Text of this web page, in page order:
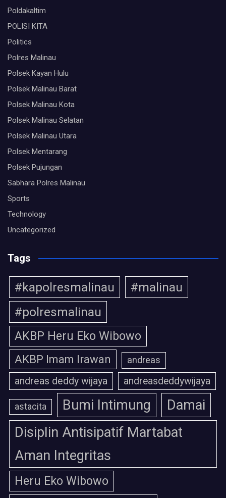
Poldakaltim
POLISI KITA
Politics
Polres Malinau
Polsek Kayan Hulu
Polsek Malinau Barat
Polsek Malinau Kota
Polsek Malinau Selatan
Polsek Malinau Utara
Polsek Mentarang
Polsek Pujungan
Sabhara Polres Malinau
Sports
Technology
Uncategorized
Tags
#kapolresmalinau
#malinau
#polresmalinau
AKBP Heru Eko Wibowo
AKBP Imam Irawan andreas
andreas deddy wijaya andreasdeddywijaya
astacita Bumi Intimung
Damai
Disiplin Antisipatif Martabat
Aman Integritas
Heru Eko Wibowo